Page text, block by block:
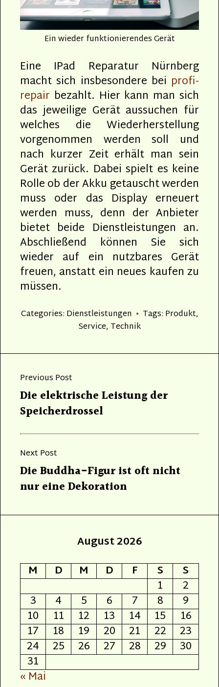
Ein wieder funktionierendes Gerät
Eine IPad Reparatur Nürnberg
macht sich insbesondere bei profi-
repair bezahlt. Hier kann man sich
das jeweilige Gerät aussuchen für
welches die Wiederherstellung
vorgenommen werden soll und
nach kurzer Zeit erhält man sein
Gerät zurück. Dabei spielt es keine
Rolle ob der Akku getauscht werden
muss oder das Display erneuert
werden muss, denn der Anbieter
bietet beide Dienstleistungen an.
Abschließend können Sie sich
wieder auf ein nutzbares Gerät
freuen, anstatt ein neues kaufen zu
müssen.
Categories: Dienstleistungen Tags: Produkt,
Service, Technik
Previous Post
Previous
post:
Die elektrische Leistung der
Speicherdrossel
Next Post
Next
post:
Die Buddha-Figur ist oft nicht
nur eine Dekoration
August 2026
M
D M D F S
S
1
2
3
4 5 6 7 8
9
10
11 12 13 14 15
16
17
18 19 20 21 22
23
24
25 26 27 28 29
30
31
« Mai